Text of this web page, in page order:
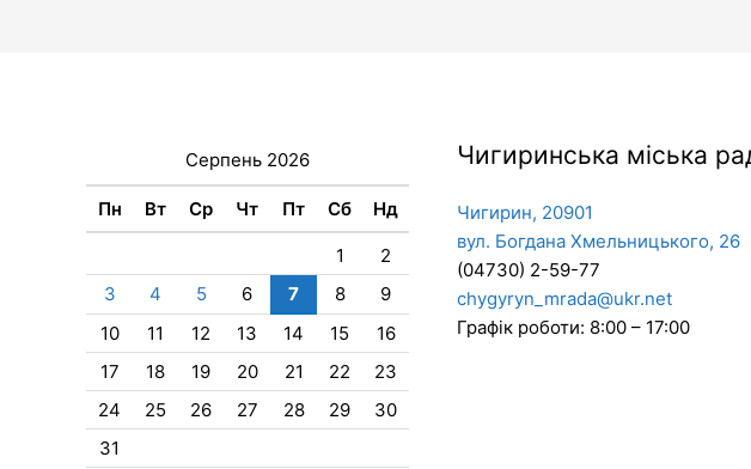
Серпень 2026
Пн Вт Ср Чт Пт Сб Нд
1
2
3
4 5 6 7 8
9
10
11 12 13 14 15
16
17
18 19 20 21 22
23
24
25 26 27 28 29
30
31
Чигиринська міська
Чигирин, 20901
вул. Богдана Хмельницького, 26
(04730) 2-59-77
chygyryn_mrada@ukr.net
Графік роботи: 8:00 – 17:00